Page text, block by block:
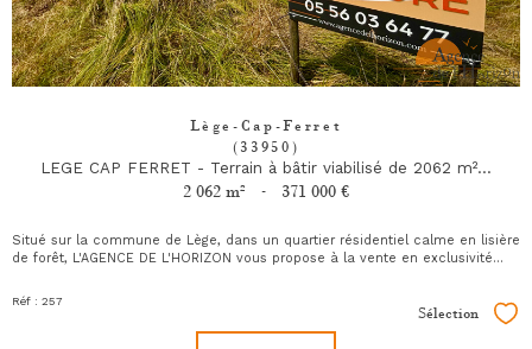
Lège-Cap-Ferret
(33950)
LEGE CAP FERRET - Terrain à bâtir viabilisé de 2062 m²...
2 062 m² - 371 000 €
Situé sur la commune de Lège, dans un quartier résidentiel calme en lisière
de forêt, L'AGENCE DE L'HORIZON vous propose à la vente en exclusivité...
Réf : 257
Sélection